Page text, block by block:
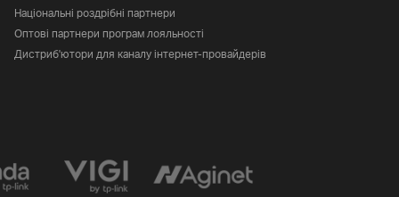
Національні роздрібні партнери
Оптові партнери програм лояльності
Дистриб'ютори для каналу інтернет-провайдерів